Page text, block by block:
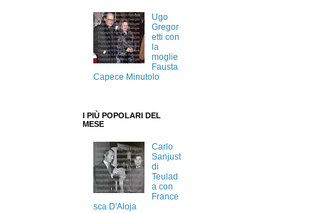
Ugo
Gregor
etti con
la
moglie
Fausta
Capece Minutolo
I PIÙ POPOLARI DEL
MESE
Carlo
Sanjust
di
Teulad
a con
France
sca D'Aloja